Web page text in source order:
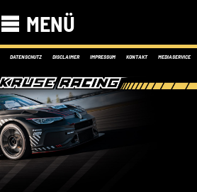
MENÜ
DATENSCHUTZ DISCLAIMER IMPRESSUM KONTAKT MEDIASERVICE